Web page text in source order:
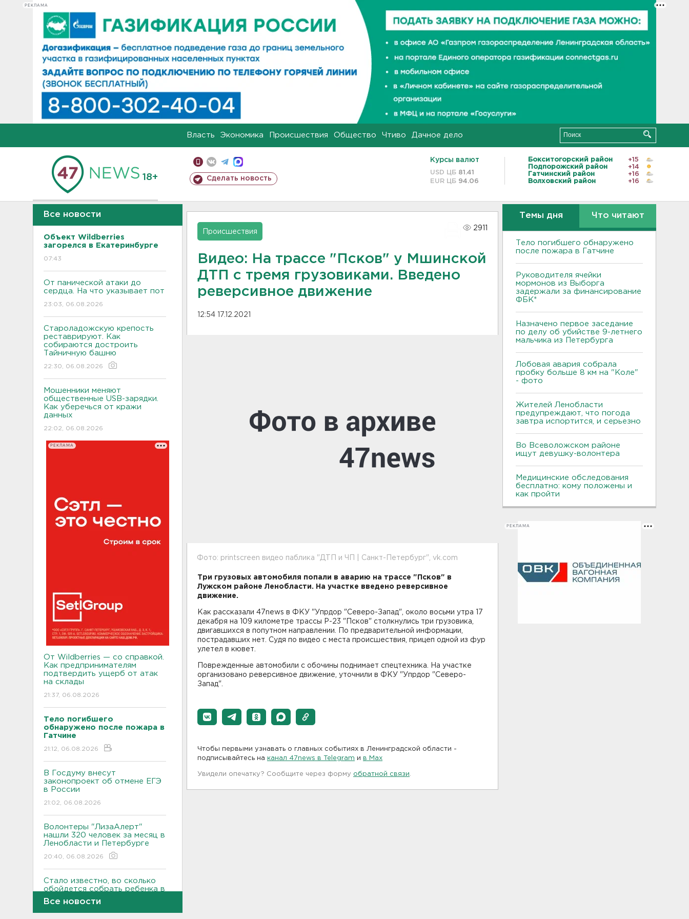
РЕКЛАМА
Власть Экономика Происшествия Общество Чтиво Дачное дело
18+ Сделать новость
Курсы валют
USD ЦБ 81.41
EUR ЦБ 94.06
Бокситогорский район
+15
Подпорожский район
+14
Гатчинский район
+16
Волховский район
+16
Все новости
Объект Wildberries
загорелся в Екатеринбурге
07:43
От панической атаки до
сердца. На что указывает пот
23:03, 06.08.2026
Староладожскую крепость
реставрируют. Как
собираются достроить
Тайничную башню
22:30, 06.08.2026
Мошенники меняют
общественные USB-зарядки.
Как уберечься от кражи
данных
22:02, 06.08.2026
РЕКЛАМА
От Wildberries — со справкой.
Как предпринимателям
подтвердить ущерб от атак
на склады
21:37, 06.08.2026
Тело погибшего
обнаружено после пожара в
Гатчине
21:12, 06.08.2026
В Госдуму внесут
законопроект об отмене ЕГЭ
в России
21:02, 06.08.2026
Волонтеры "ЛизаАлерт"
нашли 320 человек за месяц в
Ленобласти и Петербурге
20:40, 06.08.2026
Стало известно, во сколько
обойдется собрать ребенка в
школу на ресейле
Все новости
Происшествия
2911
Видео: На трассе "Псков" у Мшинской
ДТП с тремя грузовиками. Введено
реверсивное движение
12:54 17.12.2021
Фото: printscreen видео паблика "ДТП и ЧП | Санкт-Петербург", vk.com
Три грузовых автомобиля попали в аварию на трассе "Псков" в
Лужском районе Ленобласти. На участке введено реверсивное
движение.
Как рассказали 47news в ФКУ "Упрдор "Северо-Запад", около восьми утра 17
декабря на 109 километре трассы Р-23 "Псков" столкнулись три грузовика,
двигавшихся в попутном направлении. По предварительной информации,
пострадавших нет. Судя по видео с места происшествия, прицеп одной из фур
улетел в кювет.
Поврежденные автомобили с обочины поднимает спецтехника. На участке
организовано реверсивное движение, уточнили в ФКУ "Упрдор "Северо-
Запад".
Чтобы первыми узнавать о главных событиях в Ленинградской области -
подписывайтесь на канал 47news в Telegram и в Maх
Увидели опечатку? Сообщите через форму обратной связи
Темы дня Что читают
Тело погибшего обнаружено
после пожара в Гатчине
Руководителя ячейки
мормонов из Выборга
задержали за финансирование
ФБК*
Назначено первое заседание
по делу об убийстве 9-летнего
мальчика из Петербурга
Лобовая авария собрала
пробку больше 8 км на "Коле"
- фото
Жителей Ленобласти
предупреждают, что погода
завтра испортится, и серьезно
Во Всеволожском районе
ищут девушку-волонтера
Медицинские обследования
бесплатно: кому положены и
как пройти
РЕКЛАМА